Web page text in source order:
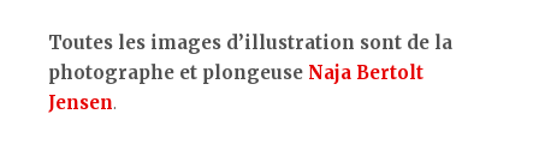
Toutes les images d’illustration sont de la
photographe et plongeuse Naja Bertolt
Jensen.